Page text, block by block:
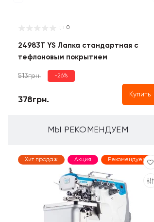
0
24983Т YS Лапка стандартная с
тефлоновым покрытием
513грн. -26%
378грн.
Купить
МЫ РЕКОМЕНДУЕМ
Хит продаж Акция Рекомендуем